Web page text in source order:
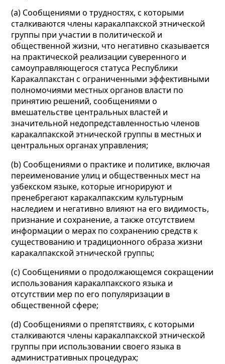
(а) Сообщениями о трудностях, с которыми
сталкиваются члены каракалпакской этнической
группы при участии в политической и
общественной жизни, что негативно сказывается
на практической реализации суверенного и
самоуправляющегося статуса Республики
Каракалпакстан с ограниченными эффективными
полномочиями местных органов власти по
принятию решений, сообщениями о
вмешательстве центральных властей и
значительной недопредставленностью членов
каракалпакской этнической группы в местных и
центральных органах управления;
(b) Сообщениями о практике и политике, включая
переименование улиц и общественных мест на
узбекском языке, которые игнорируют и
пренебрегают каракалпакским культурным
наследием и негативно влияют на его видимость,
признание и сохранение, а также отсутствием
информации о мерах по сохранению средств к
существованию и традиционного образа жизни
каракалпакской этнической группы;
(c) Сообщениями о продолжающемся сокращении
использования каракалпакского языка и
отсутствии мер по его популяризации в
общественной сфере;
(d) Сообщениями о препятствиях, с которыми
сталкиваются члены каракалпакской этнической
группы при использовании своего языка в
административных процедурах;